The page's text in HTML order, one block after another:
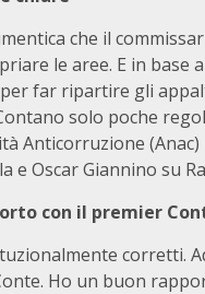
che il
le aree. E in base
far ripartire gli
solo poche
Anticorruzione (Anac)
e Oscar Giannino su
con il premier
corretti.
Ho un buon